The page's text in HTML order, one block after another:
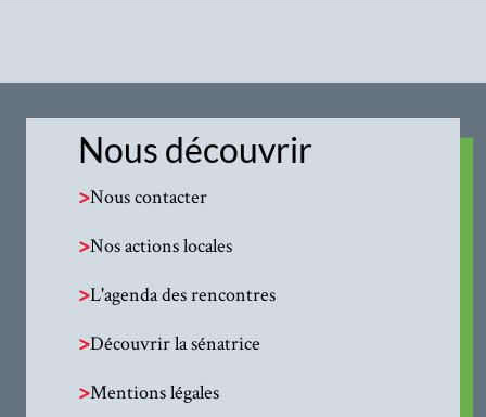
Nous découvrir
>Nous contacter
>Nos actions locales
>L'agenda des rencontres
>Découvrir la sénatrice
>Mentions légales